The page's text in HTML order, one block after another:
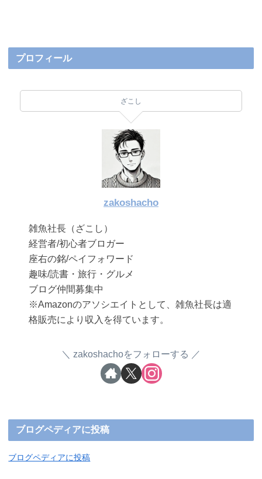
プロフィール
ざこし
zakoshacho
雑魚社長（ざこし）
経営者/初心者ブロガー
座右の銘/ペイフォワード
趣味/読書・旅行・グルメ
ブログ仲間募集中
※Amazonのアソシエイトとして、雑魚社長は適
格販売により収入を得ています。
zakoshachoをフォローする
ブログペディアに投稿
ブログペディアに投稿